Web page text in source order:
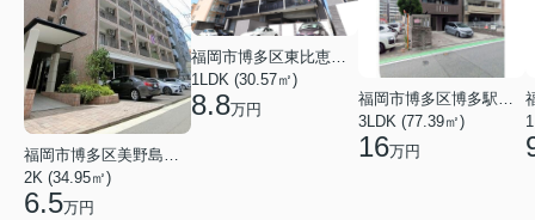
2K (34.95㎡)
6.5万円
1LDK (30.57㎡)
8.8万円
3LDK (77.39㎡)
16万円